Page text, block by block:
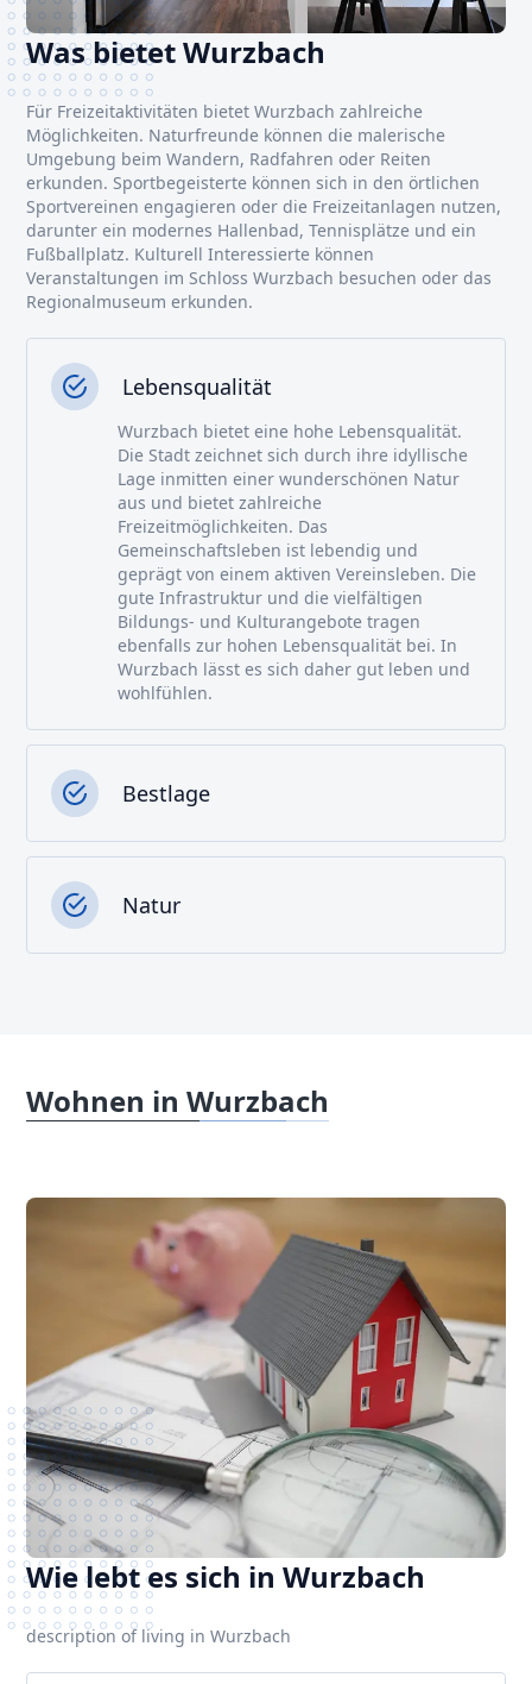
Was bietet Wurzbach
Für Freizeitaktivitäten bietet Wurzbach zahlreiche
Möglichkeiten. Naturfreunde können die malerische
Umgebung beim Wandern, Radfahren oder Reiten
erkunden. Sportbegeisterte können sich in den örtlichen
Sportvereinen engagieren oder die Freizeitanlagen nutzen,
darunter ein modernes Hallenbad, Tennisplätze und ein
Fußballplatz. Kulturell Interessierte können
Veranstaltungen im Schloss Wurzbach besuchen oder das
Regionalmuseum erkunden.
Lebensqualität
Wurzbach bietet eine hohe Lebensqualität.
Die Stadt zeichnet sich durch ihre idyllische
Lage inmitten einer wunderschönen Natur
aus und bietet zahlreiche
Freizeitmöglichkeiten. Das
Gemeinschaftsleben ist lebendig und
geprägt von einem aktiven Vereinsleben. Die
gute Infrastruktur und die vielfältigen
Bildungs- und Kulturangebote tragen
ebenfalls zur hohen Lebensqualität bei. In
Wurzbach lässt es sich daher gut leben und
wohlfühlen.
Bestlage
Natur
Wohnen in Wurzbach
Wie lebt es sich in Wurzbach
description of living in Wurzbach